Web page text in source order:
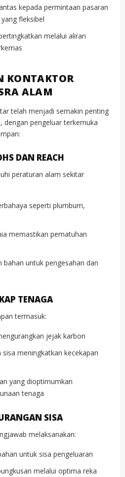
kepada permintaan pasaran
fleksibel
melalui aliran
KONTAKTOR
ALAM
telah menjadi semakin penting
dengan pengeluar terkemuka
DAN REACH
peraturan alam sekitar
seperti plumbum,
memastikan pematuhan
bahan untuk pengesahan dan
TENAGA
termasuk:
jejak karbon
meningkatkan kecekapan
yang dioptimumkan
tenaga
SISA
melaksanakan:
untuk sisa pengeluaran
melalui optima reka